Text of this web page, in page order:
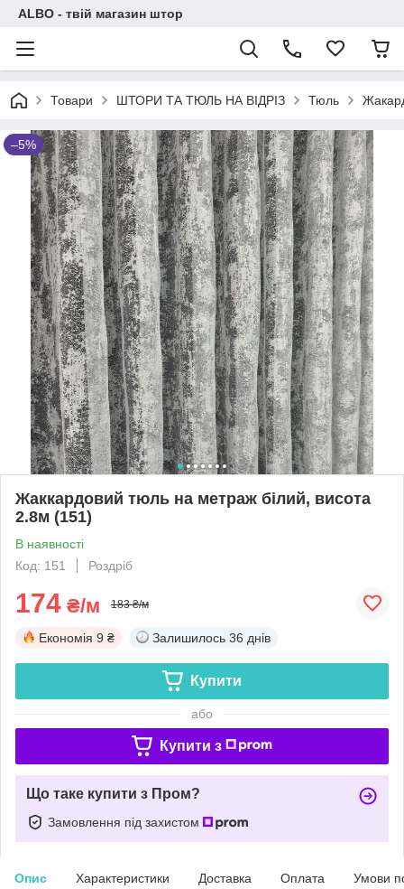
ALBO - твій магазин штор
Товари ШТОРИ ТА ТЮЛЬ НА ВІДРІЗ Тюль
–5%
Жаккардовий тюль на метраж білий, висота
2.8м (151)
В наявності
Код: 151
Роздріб
174 ₴/м 183 ₴/м
Економія 9 ₴ Залишилось 36 днів
Купити
або
Купити з
Що таке купити з Пром?
Замовлення під захистом
Опис Характеристики Доставка Оплата Умови